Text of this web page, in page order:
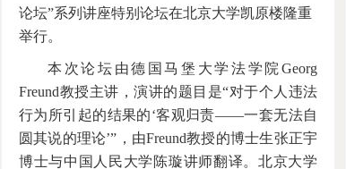
论坛”系列讲座特别论坛在北京大学凯原楼隆重
举行。
本次论坛由德国马堡大学法学院Georg
Freund教授主讲，演讲的题目是“对于个人违法
行为所引起的结果的‘客观归责——一套无法自
圆其说的理论’”，由Freund教授的博士生张正宇
博士与中国人民大学陈璇讲师翻译。北京大学